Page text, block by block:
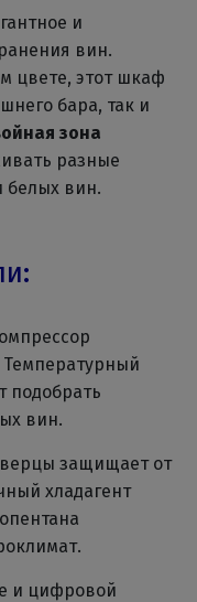
и
вин.
цвете, этот шкаф
бара, так и
зона
разные
белых вин.
Температурный
подобрать
вин.
защищает от
хладагент
и цифровой